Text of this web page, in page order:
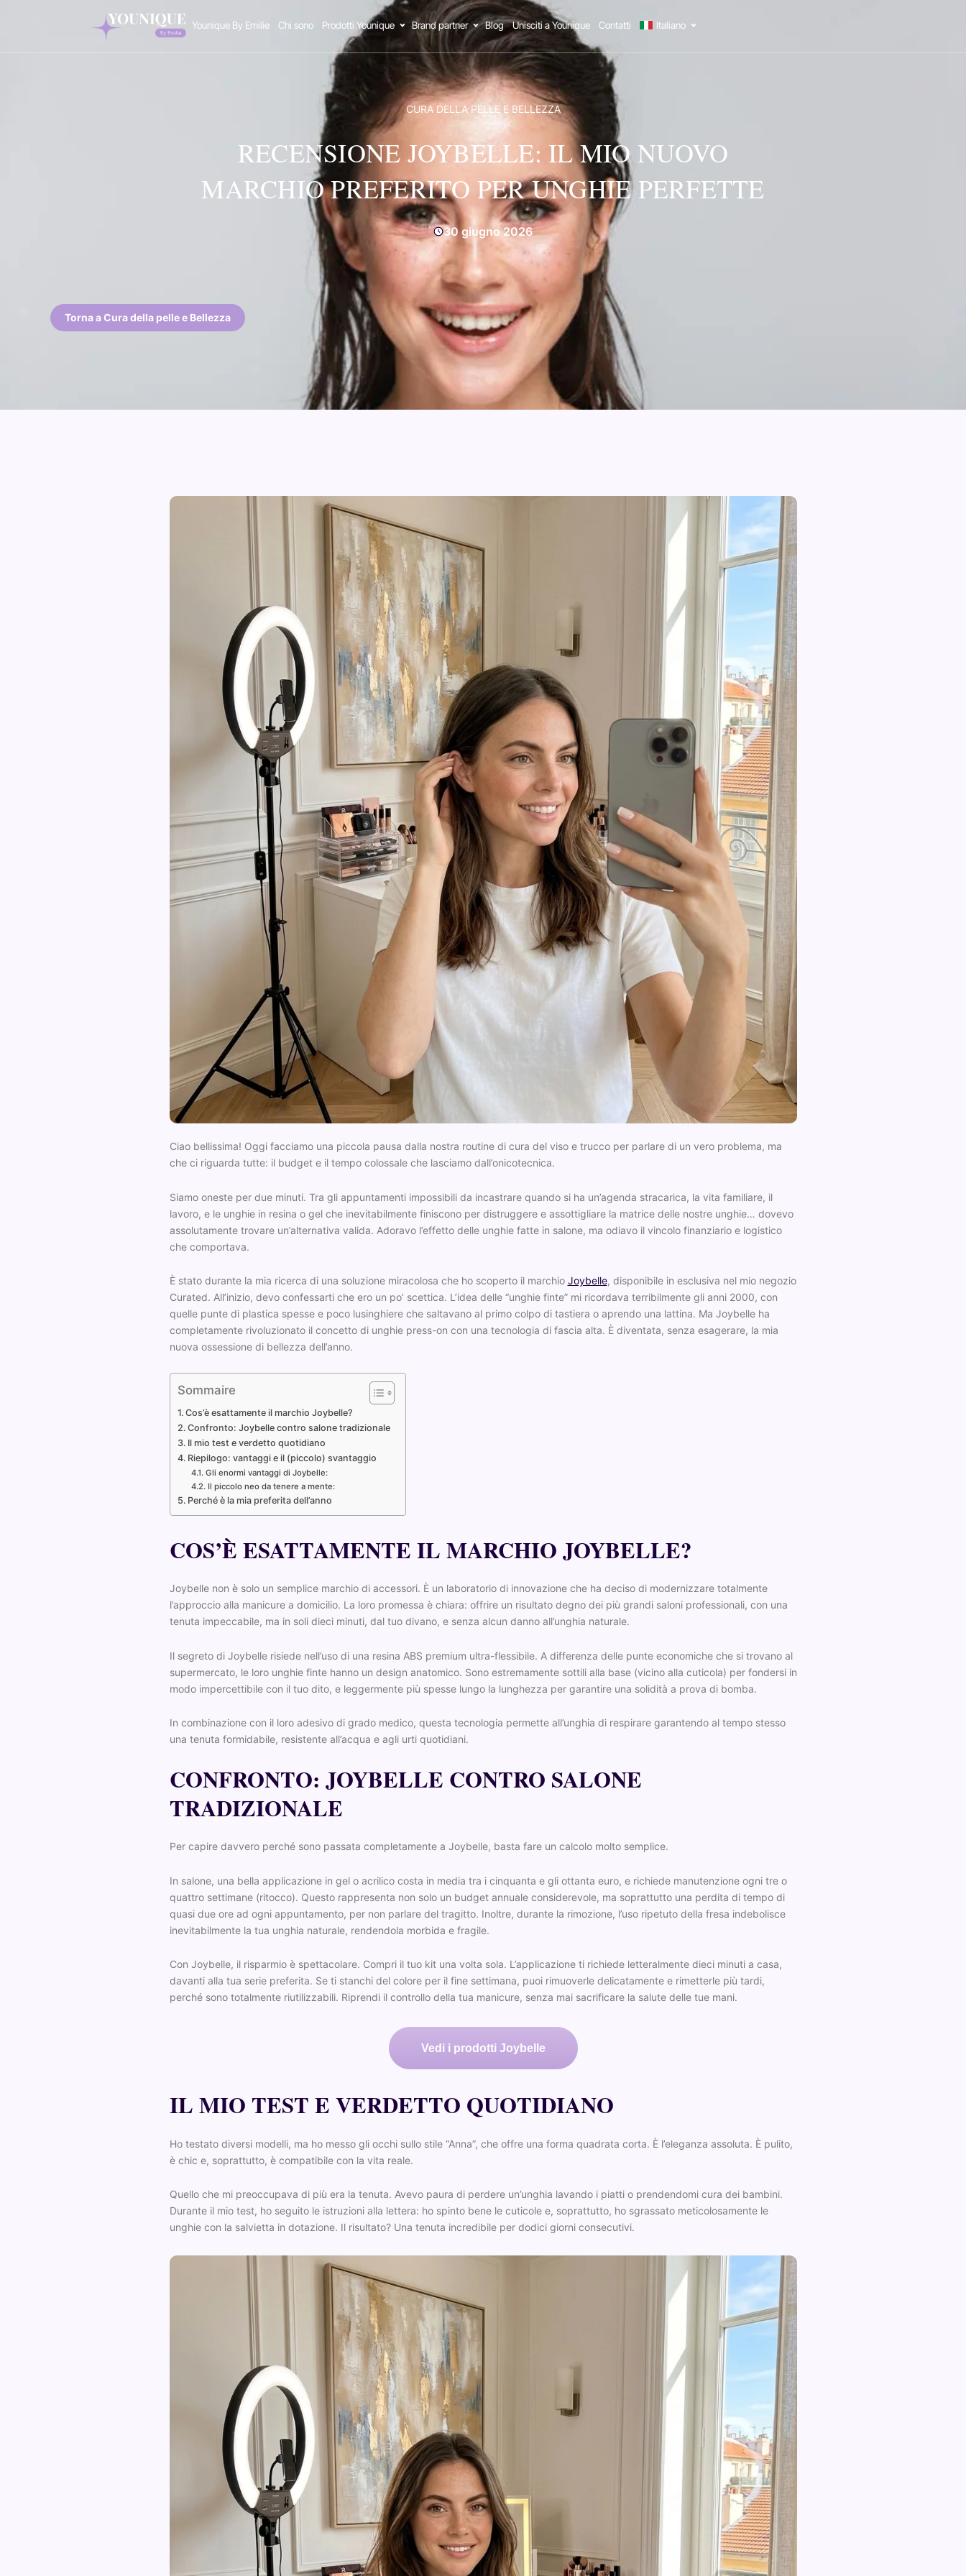
Younique By Emilie Chi sono Prodotti Younique Brand partner Blog Unisciti a Younique Contatti Italiano
CURA DELLA PELLE E BELLEZZA
RECENSIONE JOYBELLE: IL MIO NUOVO
MARCHIO PREFERITO PER UNGHIE PERFETTE
30 giugno 2026
Torna a Cura della pelle e Bellezza
Ciao bellissima! Oggi facciamo una piccola pausa dalla nostra routine di cura del viso e trucco per parlare di un vero problema, ma
che ci riguarda tutte: il budget e il tempo colossale che lasciamo dall’onicotecnica.
Siamo oneste per due minuti. Tra gli appuntamenti impossibili da incastrare quando si ha un’agenda stracarica, la vita familiare, il
lavoro, e le unghie in resina o gel che inevitabilmente finiscono per distruggere e assottigliare la matrice delle nostre unghie… dovevo
assolutamente trovare un’alternativa valida. Adoravo l’effetto delle unghie fatte in salone, ma odiavo il vincolo finanziario e logistico
che comportava.
È stato durante la mia ricerca di una soluzione miracolosa che ho scoperto il marchio Joybelle, disponibile in esclusiva nel mio negozio
Curated. All’inizio, devo confessarti che ero un po’ scettica. L’idea delle “unghie finte” mi ricordava terribilmente gli anni 2000, con
quelle punte di plastica spesse e poco lusinghiere che saltavano al primo colpo di tastiera o aprendo una lattina. Ma Joybelle ha
completamente rivoluzionato il concetto di unghie press-on con una tecnologia di fascia alta. È diventata, senza esagerare, la mia
nuova ossessione di bellezza dell’anno.
Sommaire
Cos’è esattamente il marchio Joybelle?
Confronto: Joybelle contro salone tradizionale
Il mio test e verdetto quotidiano
Riepilogo: vantaggi e il (piccolo) svantaggio
Gli enormi vantaggi di Joybelle:
Il piccolo neo da tenere a mente:
Perché è la mia preferita dell’anno
COS’È ESATTAMENTE IL MARCHIO JOYBELLE?
Joybelle non è solo un semplice marchio di accessori. È un laboratorio di innovazione che ha deciso di modernizzare totalmente
l’approccio alla manicure a domicilio. La loro promessa è chiara: offrire un risultato degno dei più grandi saloni professionali, con una
tenuta impeccabile, ma in soli dieci minuti, dal tuo divano, e senza alcun danno all’unghia naturale.
Il segreto di Joybelle risiede nell’uso di una resina ABS premium ultra-flessibile. A differenza delle punte economiche che si trovano al
supermercato, le loro unghie finte hanno un design anatomico. Sono estremamente sottili alla base (vicino alla cuticola) per fondersi in
modo impercettibile con il tuo dito, e leggermente più spesse lungo la lunghezza per garantire una solidità a prova di bomba.
In combinazione con il loro adesivo di grado medico, questa tecnologia permette all’unghia di respirare garantendo al tempo stesso
una tenuta formidabile, resistente all’acqua e agli urti quotidiani.
CONFRONTO: JOYBELLE CONTRO SALONE
TRADIZIONALE
Per capire davvero perché sono passata completamente a Joybelle, basta fare un calcolo molto semplice.
In salone, una bella applicazione in gel o acrilico costa in media tra i cinquanta e gli ottanta euro, e richiede manutenzione ogni tre o
quattro settimane (ritocco). Questo rappresenta non solo un budget annuale considerevole, ma soprattutto una perdita di tempo di
quasi due ore ad ogni appuntamento, per non parlare del tragitto. Inoltre, durante la rimozione, l’uso ripetuto della fresa indebolisce
inevitabilmente la tua unghia naturale, rendendola morbida e fragile.
Con Joybelle, il risparmio è spettacolare. Compri il tuo kit una volta sola. L’applicazione ti richiede letteralmente dieci minuti a casa,
davanti alla tua serie preferita. Se ti stanchi del colore per il fine settimana, puoi rimuoverle delicatamente e rimetterle più tardi,
perché sono totalmente riutilizzabili. Riprendi il controllo della tua manicure, senza mai sacrificare la salute delle tue mani.
Vedi i prodotti Joybelle
IL MIO TEST E VERDETTO QUOTIDIANO
Ho testato diversi modelli, ma ho messo gli occhi sullo stile “Anna”, che offre una forma quadrata corta. È l’eleganza assoluta. È pulito,
è chic e, soprattutto, è compatibile con la vita reale.
Quello che mi preoccupava di più era la tenuta. Avevo paura di perdere un’unghia lavando i piatti o prendendomi cura dei bambini.
Durante il mio test, ho seguito le istruzioni alla lettera: ho spinto bene le cuticole e, soprattutto, ho sgrassato meticolosamente le
unghie con la salvietta in dotazione. Il risultato? Una tenuta incredibile per dodici giorni consecutivi.